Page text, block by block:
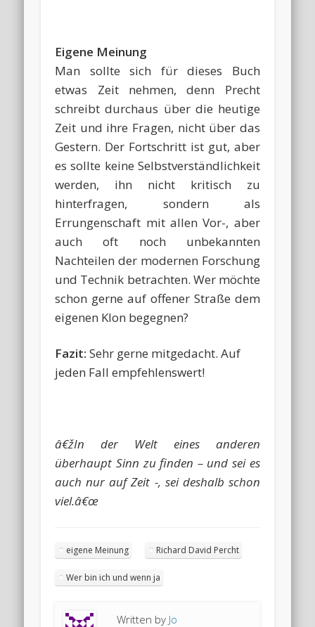
Eigene Meinung
Man sollte sich für dieses Buch
etwas Zeit nehmen, denn Precht
schreibt durchaus über die heutige
Zeit und ihre Fragen, nicht über das
Gestern. Der Fortschritt ist gut, aber
es sollte keine Selbstverständlichkeit
werden, ihn nicht kritisch zu
hinterfragen, sondern als
Errungenschaft mit allen Vor-, aber
auch oft noch unbekannten
Nachteilen der modernen Forschung
und Technik betrachten. Wer möchte
schon gerne auf offener Straße dem
eigenen Klon begegnen?
Fazit: Sehr gerne mitgedacht. Auf
jeden Fall empfehlenswert!
â€žIn der Welt eines anderen
überhaupt Sinn zu finden – und sei es
auch nur auf Zeit -, sei deshalb schon
viel.â€œ
eigene Meinung Richard David Percht
Wer bin ich und wenn ja
Written by Jo